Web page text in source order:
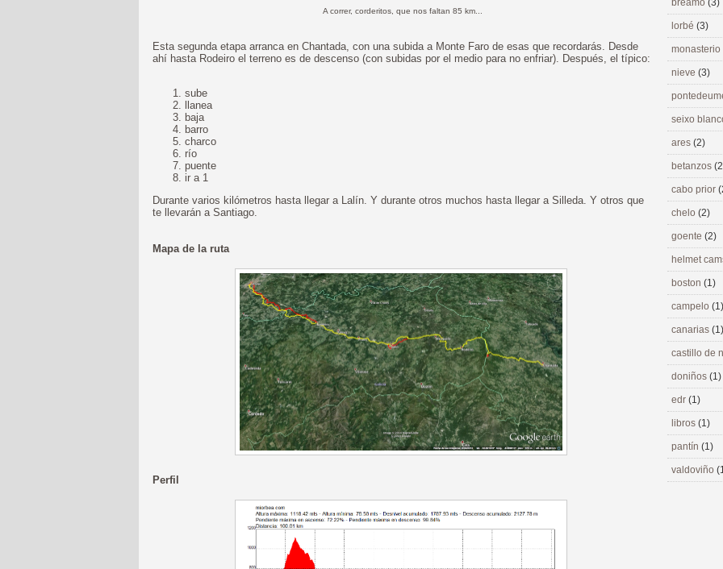
A correr, corderitos, que nos faltan 85 km...
Esta segunda etapa arranca en Chantada, con una subida a Monte Faro de esas que recordarás. Desde
ahí hasta Rodeiro el terreno es de descenso (con subidas por el medio para no enfriar). Después, el típico:
sube
llanea
baja
barro
charco
río
puente
ir a 1
Durante varios kilómetros hasta llegar a Lalín. Y durante otros muchos hasta llegar a Silleda. Y otros que
te llevarán a Santiago.
Mapa de la ruta
Perfil
breamo (3)
lorbé (3)
nieve (3)
seixo
ares (2)
betanzos
cabo prior
chelo (2)
goente (2)
helmet
boston (1)
campelo (1)
canarias (1)
castillo de
doniños (1)
edr (1)
libros (1)
pantín (1)
valdoviño